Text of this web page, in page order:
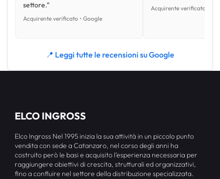
settore.”
Acquirente verificato • Google
Acquirente verificato •
📍 Leggi tutte le recensioni su Google
ELCO INGROSS
Elco Ingross Nel 1995 inizia la sua attività in un piccolo punto
vendita con sede a Catanzaro, nel corso degli anni ha
costruito però le basi e acquisito l’esperienza necessaria per
raggiungere obiettivi di crescita, strutturali ed organizzativi,
fino a confluire nel settore della distribuzione specializzata.